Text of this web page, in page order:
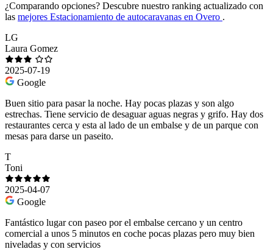
¿Comparando opciones? Descubre nuestro ranking actualizado con
las mejores Estacionamiento de autocaravanas en Overo .
LG
Laura Gomez
2025-07-19
Google
Buen sitio para pasar la noche. Hay pocas plazas y son algo
estrechas. Tiene servicio de desaguar aguas negras y grifo. Hay dos
restaurantes cerca y esta al lado de un embalse y de un parque con
mesas para darse un paseito.
T
Toni
2025-04-07
Google
Fantástico lugar con paseo por el embalse cercano y un centro
comercial a unos 5 minutos en coche pocas plazas pero muy bien
niveladas y con servicios